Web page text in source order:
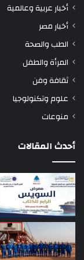
أخبار عربية وعالمية
أخبار مصر
الطب والصحة
المرأة والطفل
ثقافة وفن
علوم وتكنولوجيا
منوعات
أحدث المقالات